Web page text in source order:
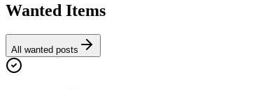
Wanted Items
All wanted posts